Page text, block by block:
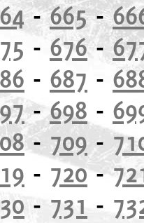
-665-
- 676-
- 687 -
-698 -
- 709-
- 720-
- 731 -